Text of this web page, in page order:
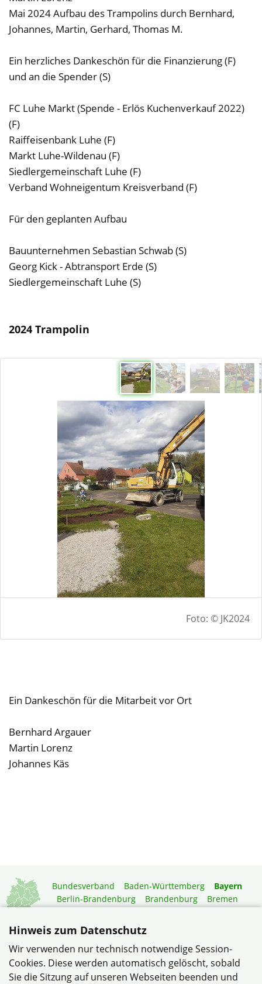
Mai 2024 Aufbau des Trampolins durch Bernhard,
Johannes, Martin, Gerhard, Thomas M.
Ein herzliches Dankeschön für die Finanzierung (F)
und an die Spender (S)
FC Luhe Markt (Spende - Erlös Kuchenverkauf 2022)
(F)
Raiffeisenbank Luhe (F)
Markt Luhe-Wildenau (F)
Siedlergemeinschaft Luhe (F)
Verband Wohneigentum Kreisverband (F)
Für den geplanten Aufbau
Bauunternehmen Sebastian Schwab (S)
Georg Kick - Abtransport Erde (S)
Siedlergemeinschaft Luhe (S)
2024 Trampolin
Foto: © JK2024
Ein Dankeschön für die Mitarbeit vor Ort
Bernhard Argauer
Martin Lorenz
Johannes Käs
Bundesverband Baden-Württemberg
Bayern
Berlin-Brandenburg
Brandenburg
Bremen
Niedersachsen
Rheinland-Pfalz
Saarland
Sachsen-Anhalt
Schleswig-Holstein
Thüringen
Mitgliedermagazin
Gartenberatung
Hinweis zum Datenschutz
Wir verwenden nur technisch notwendige Session-
Cookies. Diese werden automatisch gelöscht, sobald
Sie die Sitzung auf unseren Webseiten beenden und